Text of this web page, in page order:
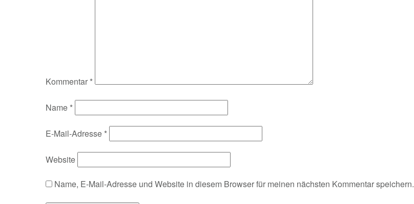
Kommentar *
Name *
E-Mail-Adresse *
Website
Name, E-Mail-Adresse und Website in diesem Browser für meinen nächsten Kommentar speichern.